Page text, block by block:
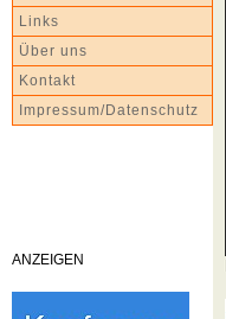
Links
Über uns
Kontakt
Impressum/Datenschutz
ANZEIGEN